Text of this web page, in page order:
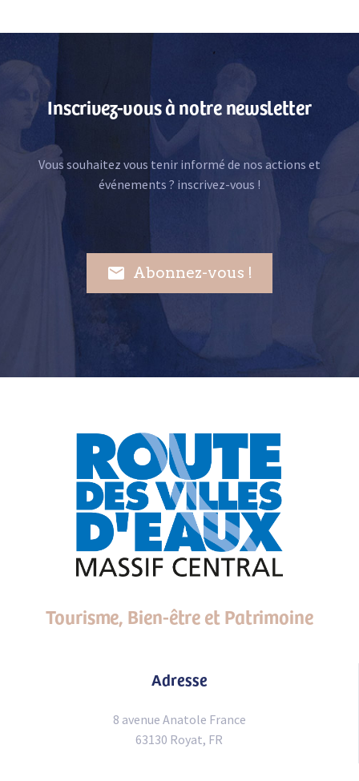
Inscrivez-vous à notre newsletter
Vous souhaitez vous tenir informé de nos actions et
événements ? inscrivez-vous !
 Abonnez-vous !
Tourisme, Bien-être et Patrimoine
Adresse
8 avenue Anatole France
63130 Royat, FR